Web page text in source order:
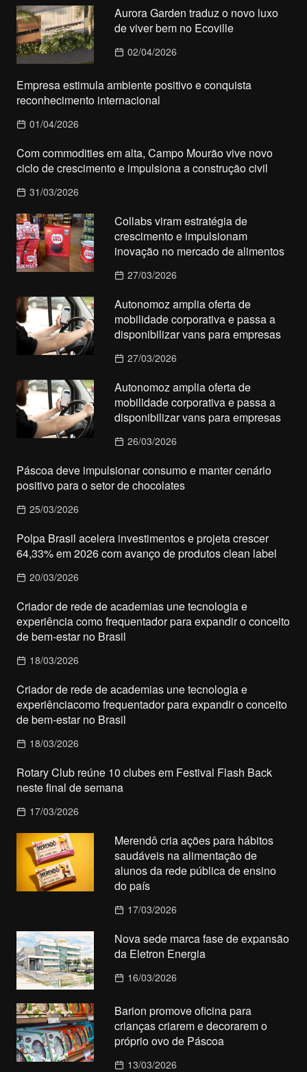
Aurora Garden traduz o novo luxo
de viver bem no Ecoville
02/04/2026
Empresa estimula ambiente positivo e conquista
reconhecimento internacional
01/04/2026
Com commodities em alta, Campo Mourão vive novo
ciclo de crescimento e impulsiona a construção civil
31/03/2026
Collabs viram estratégia de
crescimento e impulsionam
inovação no mercado de alimentos
27/03/2026
Autonomoz amplia oferta de
mobilidade corporativa e passa a
disponibilizar vans para empresas
27/03/2026
Autonomoz amplia oferta de
mobilidade corporativa e passa a
disponibilizar vans para empresas
26/03/2026
Páscoa deve impulsionar consumo e manter cenário
positivo para o setor de chocolates
25/03/2026
Polpa Brasil acelera investimentos e projeta crescer
64,33% em 2026 com avanço de produtos clean label
20/03/2026
Criador de rede de academias une tecnologia e
experiência como frequentador para expandir o conceito
de bem-estar no Brasil
18/03/2026
Criador de rede de academias une tecnologia e
experiênciacomo frequentador para expandir o conceito
de bem-estar no Brasil
18/03/2026
Rotary Club reúne 10 clubes em Festival Flash Back
neste final de semana
17/03/2026
Merendô cria ações para hábitos
saudáveis na alimentação de
alunos da rede pública de ensino
do país
17/03/2026
Nova sede marca fase de expansão
da Eletron Energia
16/03/2026
Barion promove oficina para
crianças criarem e decorarem o
próprio ovo de Páscoa
13/03/2026